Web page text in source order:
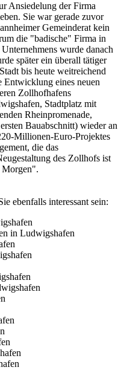
Ansiedelung der Firma
Sie war gerade zuvor
Gemeinderat kein
die "badische" Firma in
wurde danach
später ein überall tätiger
bis heute weitreichend
eines neuen
Zollhofhafens
Stadtplatz mit
Rheinpromenade,
Bauabschnitt) wieder an
Millionen-Euro-Projektes
die das
des Zollhofs ist
Morgen".
ebenfalls interessant sein:
in Ludwigshafen